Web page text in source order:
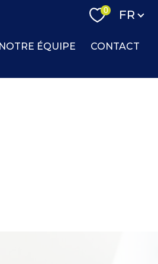
0 Langue
FR
NOTRE ÉQUIPE CONTACT